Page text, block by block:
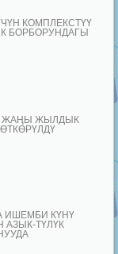
КОМПЛЕКСТҮҮ
БОРБОРУНДАГЫ
ЖАҢЫ ЖЫЛДЫК
ИШЕМБИ КҮНҮ
АЗЫК-ТҮЛҮК